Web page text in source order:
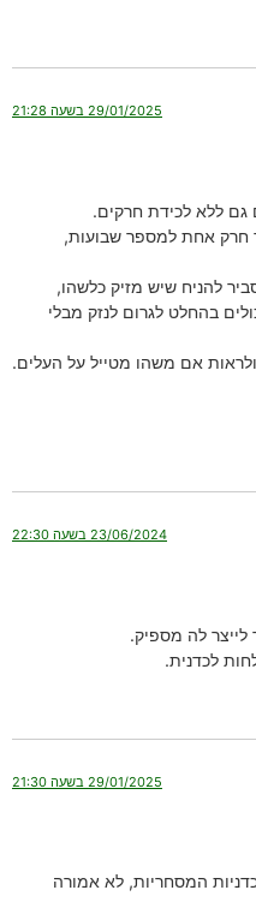
29/01/2025 בשעה 21:28
גם ללא לכידת חרקים.
חרק אחת למספר שבועות,
להניח שיש מזיק כלשהו,
בהחלט לגרום לנזק מבלי
אם משהו מטייל על העלים.
23/06/2024 בשעה 22:30
לייצר לה מספיק.
לכדנית.
29/01/2025 בשעה 21:30
המסחריות, לא אמורה